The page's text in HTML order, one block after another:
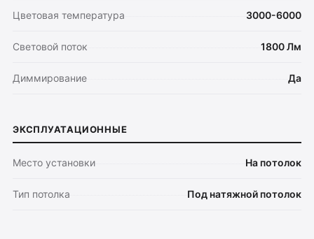
Цветовая температура 3000-6000
Световой поток 1800 Лм
Диммирование Да
ЭКСПЛУАТАЦИОННЫЕ
Место установки На потолок
Тип потолка Под натяжной потолок